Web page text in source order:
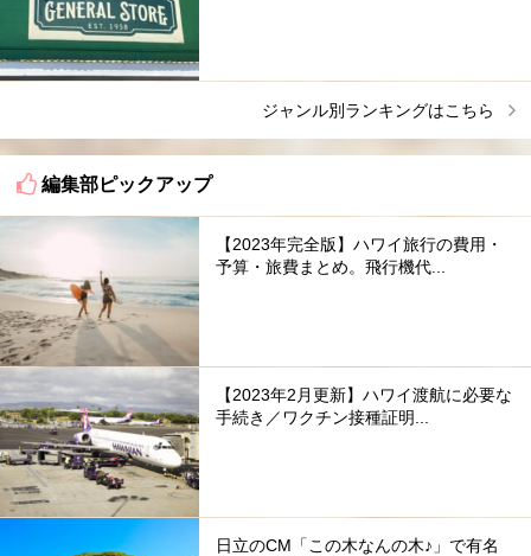
ジャンル別ランキングはこちら
編集部ピックアップ
【2023年完全版】ハワイ旅行の費用・
予算・旅費まとめ。飛行機代...
【2023年2月更新】ハワイ渡航に必要な
手続き／ワクチン接種証明...
日立のCM「この木なんの木♪」で有名